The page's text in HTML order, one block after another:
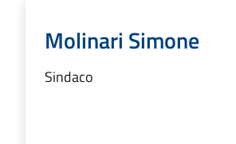
Molinari Simone
Sindaco